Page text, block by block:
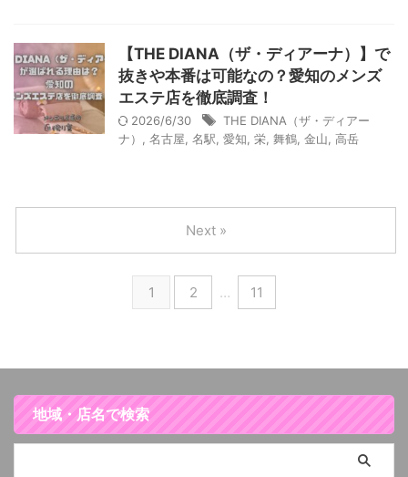
【THE DIANA（ザ・ディアーナ）】で
抜きや本番は可能なの？愛知のメンズ
エステ店を徹底調査！
2026/6/30
THE DIANA（ザ・ディアー
ナ）
名古屋 名駅 愛知 栄 舞鶴 金山 高岳
1 2 … 11
Next »
地域・店名で検索